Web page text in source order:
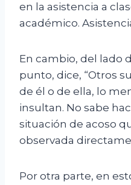
en la asistencia a
académico.
En cambio, del lado
punto, dice, “Otros
de él o de ella, lo
insultan. No sabe
situación de acoso
observada
Por otra parte, en